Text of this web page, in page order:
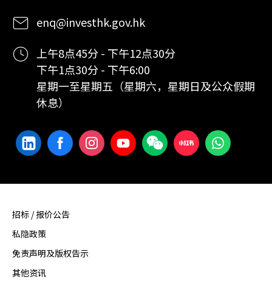
enq@investhk.gov.hk
上午8点45分 - 下午12点30分
下午1点30分 - 下午6:00
星期一至星期五（星期六，星期日及公众假期
休息）
招标 / 报价公告
私隐政策
免责声明及版权告示
其他资讯